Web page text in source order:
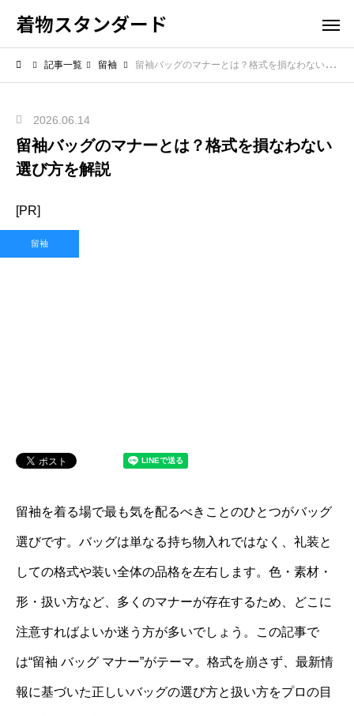
着物スタンダード
記事一覧 留袖 留袖バッグのマナーとは？格式を損なわない選び方を解説
2026.06.14
留袖バッグのマナーとは？格式を損なわない
選び方を解説
[PR]
留袖
留袖を着る場で最も気を配るべきことのひとつがバッグ
選びです。バッグは単なる持ち物入れではなく、礼装と
しての格式や装い全体の品格を左右します。色・素材・
形・扱い方など、多くのマナーが存在するため、どこに
注意すればよいか迷う方が多いでしょう。この記事で
は“留袖 バッグ マナー”がテーマ。格式を崩さず、最新情
報に基づいた正しいバッグの選び方と扱い方をプロの目